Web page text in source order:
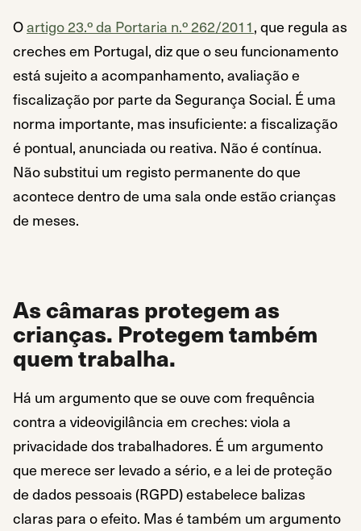
Oartigo 23.º da Portaria n.º 262/2011, que regula as
creches em Portugal, diz que o seu funcionamento
está sujeito a acompanhamento, avaliação e
fiscalização por parte da Segurança Social. É uma
norma importante, mas insuficiente: a fiscalização
é pontual, anunciada ou reativa. Não é contínua.
Não substitui um registo permanente do que
acontece dentro de uma sala onde estão crianças
de meses.
As câmaras protegem as
crianças. Protegem também
quem trabalha.
Há um argumento que se ouve com frequência
contra a videovigilância em creches: viola a
privacidade dos trabalhadores. É um argumento
que merece ser levado a sério, e a lei de proteção
de dados pessoais (RGPD) estabelece balizas
claras para o efeito. Mas é também um argumento